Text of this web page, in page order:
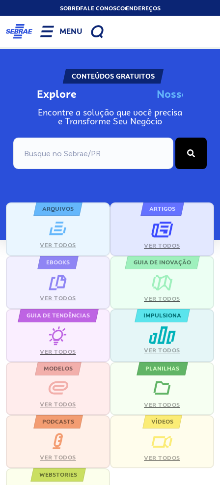
SOBREFALE CONOSCOENDEREÇOS
MENU
CONTEÚDOS GRATUITOS
Explore Nosso
Encontre a solução que você precisa
e Transforme Seu Negócio
ARQUIVOS
VER TODOS
ARTIGOS
VER TODOS
EBOOKS
VER TODOS
GUIA DE INOVAÇÃO
VER TODOS
GUIA DE TENDÊNCIAS
VER TODOS
IMPULSIONA
VER TODOS
MODELOS
VER TODOS
PLANILHAS
VER TODOS
PODCASTS
VER TODOS
VÍDEOS
VER TODOS
WEBSTORIES